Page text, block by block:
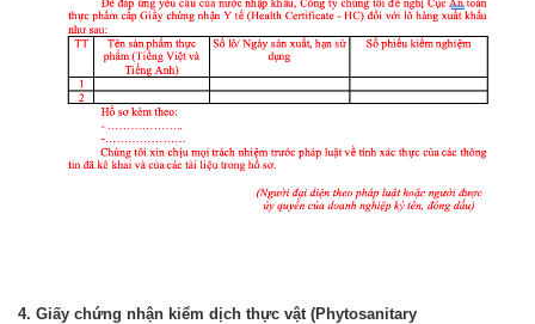
4. Giấy chứng nhận kiểm dịch thực vật (Phytosanitary